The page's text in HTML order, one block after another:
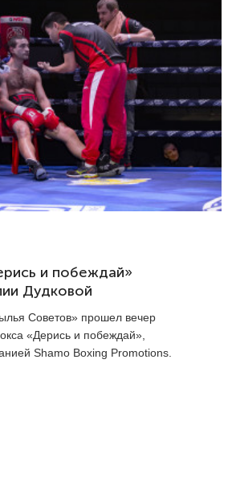
и побеждай»
Дудковой
Советов» прошел вечер
«Дерись и побеждай»,
Shamo Boxing Promotions.